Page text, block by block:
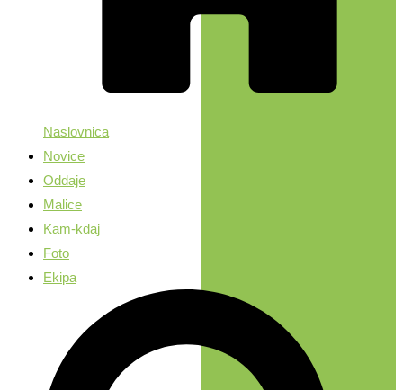
Naslovnica
Novice
Oddaje
Malice
Kam-kdaj
Foto
Ekipa